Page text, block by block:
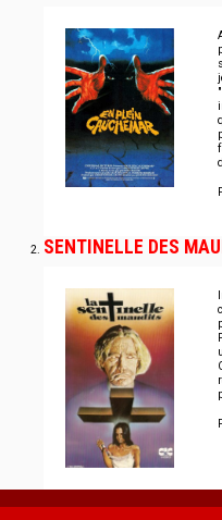
SENTINELLE DES
MENU